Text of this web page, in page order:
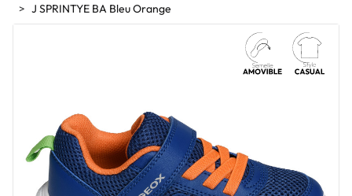
J SPRINTYE BA Bleu Orange